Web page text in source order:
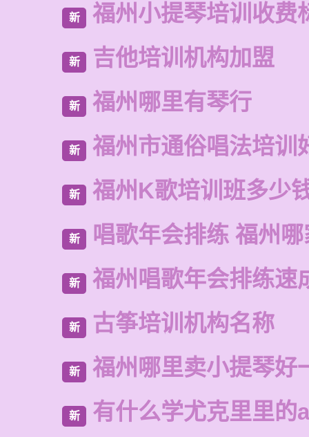
新 福州小提琴培训收费
新 吉他培训机构加盟
新 福州哪里有琴行
新 福州市通俗唱法培训
新 福州K歌培训班多少
新 唱歌年会排练 福州
新 福州唱歌年会排练速
新 古筝培训机构名称
新 福州哪里卖小提琴好
新 有什么学尤克里里的